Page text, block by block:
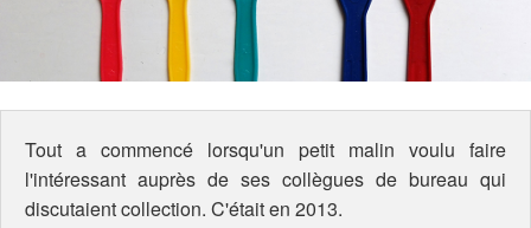
Tout a commencé lorsqu'un petit malin voulu faire
l'intéressant auprès de ses collègues de bureau qui
discutaient collection. C'était en 2013.